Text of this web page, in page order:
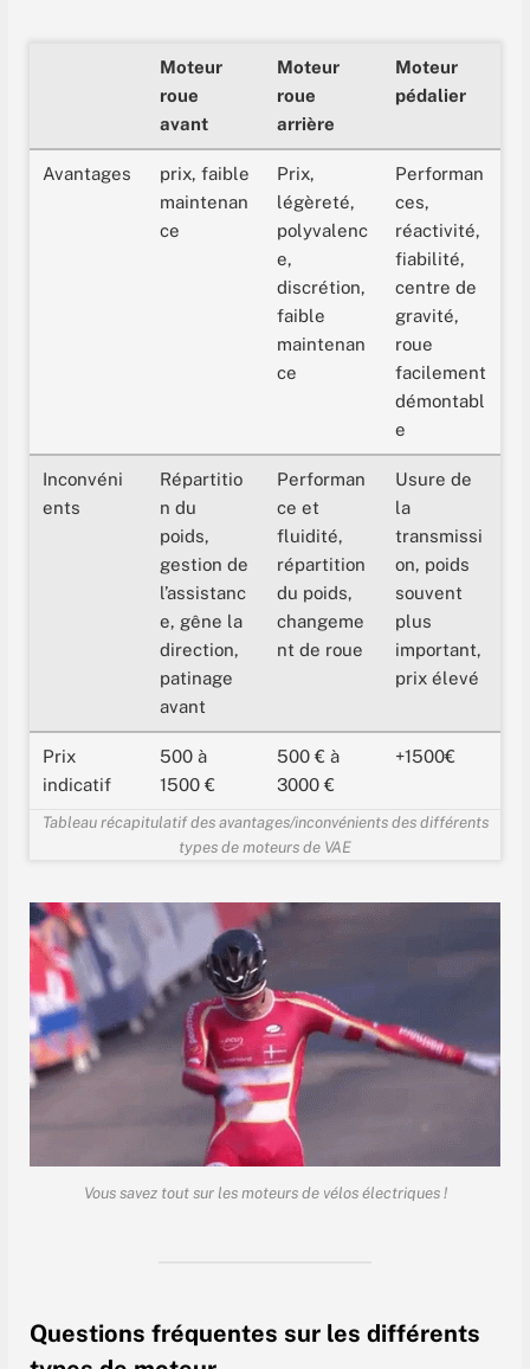
Moteur
roue
avant
Moteur
roue
arrière
Moteur
pédalier
Avantages
prix, faible
maintenan
ce
Prix,
légèreté,
polyvalenc
e,
discrétion,
faible
maintenan
ce
Performan
ces,
réactivité,
fiabilité,
centre de
gravité,
roue
facilement
démontabl
e
Inconvéni
ents
Répartitio
n du
poids,
gestion de
l’assistanc
e, gêne la
direction,
patinage
avant
Performan
ce et
fluidité,
répartition
du poids,
changeme
nt de roue
Usure de
la
transmissi
on, poids
souvent
plus
important,
prix élevé
Prix
indicatif
500 à
1500 €
500 € à
3000 €
+1500€
Tableau récapitulatif des avantages/inconvénients des différents
types de moteurs de VAE
Vous savez tout sur les moteurs de vélos électriques !
Questions fréquentes sur les différents